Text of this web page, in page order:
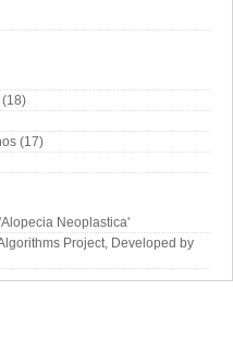
(17)
Neoplastica'
Project, Developed by